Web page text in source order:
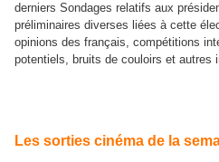
derniers Sondages relatifs aux
préliminaires diverses liées à cette
opinions des français, compétitions
potentiels, bruits de couloirs et autres
Les sorties cinéma de la